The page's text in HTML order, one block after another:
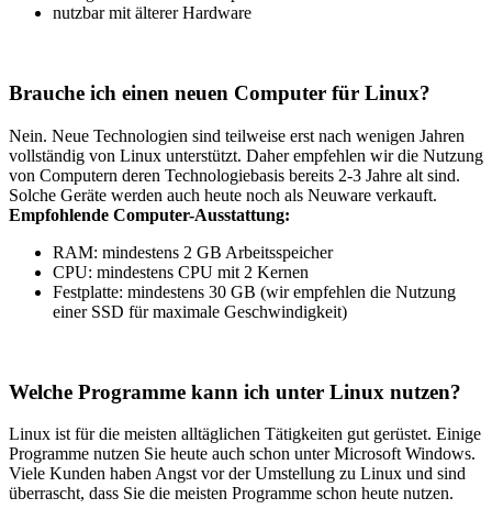
nutzbar mit älterer Hardware
Brauche ich einen neuen Computer für Linux?
Nein. Neue Technologien sind teilweise erst nach wenigen Jahren
vollständig von Linux unterstützt. Daher empfehlen wir die Nutzung
von Computern deren Technologiebasis bereits 2-3 Jahre alt sind.
Solche Geräte werden auch heute noch als Neuware verkauft.
Empfohlende Computer-Ausstattung:
RAM: mindestens 2 GB Arbeitsspeicher
CPU: mindestens CPU mit 2 Kernen
Festplatte: mindestens 30 GB (wir empfehlen die Nutzung
einer SSD für maximale Geschwindigkeit)
Welche Programme kann ich unter Linux nutzen?
Linux ist für die meisten alltäglichen Tätigkeiten gut gerüstet. Einige
Programme nutzen Sie heute auch schon unter Microsoft Windows.
Viele Kunden haben Angst vor der Umstellung zu Linux und sind
überrascht, dass Sie die meisten Programme schon heute nutzen.